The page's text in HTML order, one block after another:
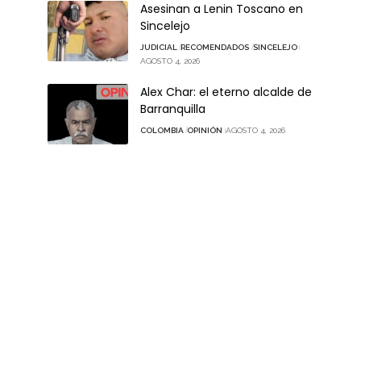
Asesinan a Lenin Toscano en
Sincelejo
JUDICIAL RECOMENDADOS SINCELEJO
AGOSTO 4, 2026
Alex Char: el eterno alcalde de
Barranquilla
COLOMBIA OPINIÓN AGOSTO 4, 2026